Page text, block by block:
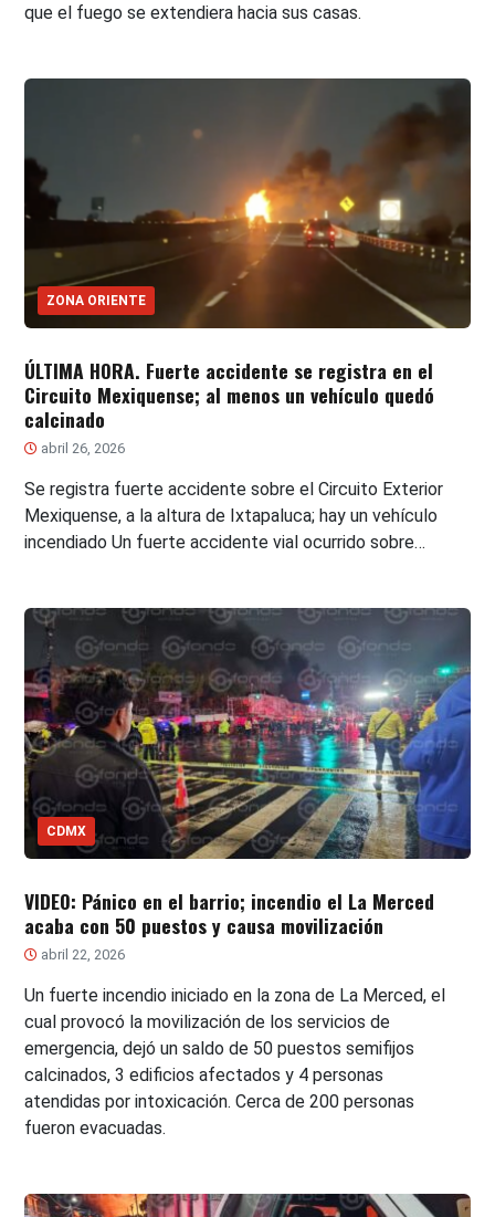
que el fuego se extendiera hacia sus casas.
ZONA ORIENTE
ÚLTIMA HORA. Fuerte accidente se registra en el
Circuito Mexiquense; al menos un vehículo quedó
calcinado
abril 26, 2026
Se registra fuerte accidente sobre el Circuito Exterior
Mexiquense, a la altura de Ixtapaluca; hay un vehículo
incendiado Un fuerte accidente vial ocurrido sobre…
CDMX
VIDEO: Pánico en el barrio; incendio el La Merced
acaba con 50 puestos y causa movilización
abril 22, 2026
Un fuerte incendio iniciado en la zona de La Merced, el
cual provocó la movilización de los servicios de
emergencia, dejó un saldo de 50 puestos semifijos
calcinados, 3 edificios afectados y 4 personas
atendidas por intoxicación. Cerca de 200 personas
fueron evacuadas.